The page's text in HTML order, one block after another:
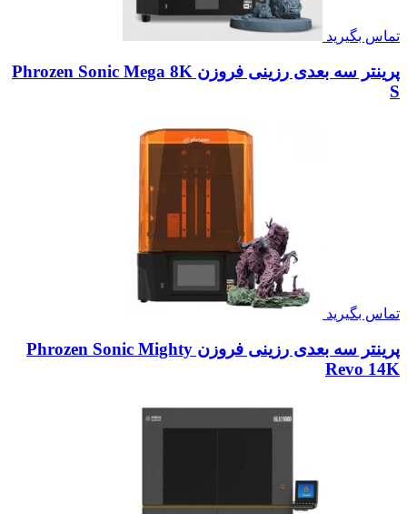
تماس بگیرید
پرینتر سه بعدی رزینی فروزن Phrozen Sonic Mega 8K
S
تماس بگیرید
پرینتر سه بعدی رزینی فروزن Phrozen Sonic Mighty
Revo 14K